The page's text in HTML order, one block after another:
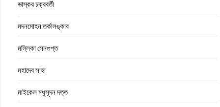
ভাস্কর চক্রবর্তী
মদনমোহন তর্কালঙ্কার
মল্লিকা সেনগুপ্ত
মহাদেব সাহা
মাইকেল মধুসূদন দত্ত